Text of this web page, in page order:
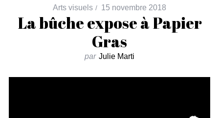
Arts visuels 15 novembre 2018
La bûche expose à Papier
Gras
par Julie Marti